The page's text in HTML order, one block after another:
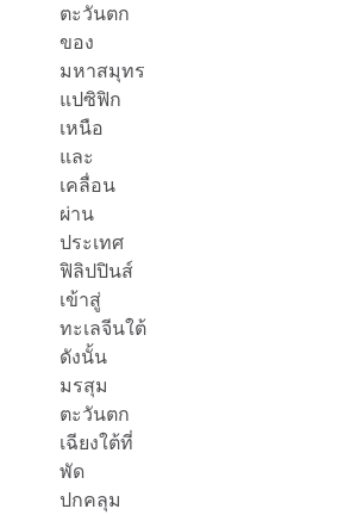
ตะวันตก
ของ
มหาสมุทร
แปซิฟิก
เหนือ
และ
เคลื่อน
ผ่าน
ประเทศ
ฟิลิปปินส์
เข้าสู่
ทะเลจีนใต้
ดังนั้น
มรสุม
ตะวันตก
เฉียงใต้ที่
พัด
ปกคลุม